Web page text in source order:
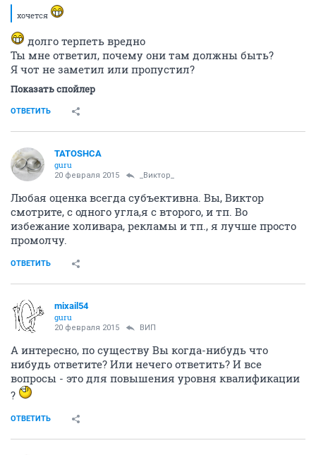
хочется
долго терпеть вредно
Ты мне ответил, почему они там должны быть?
Я чот не заметил или пропустил?
Показать спойлер
ОТВЕТИТЬ
TATOSHCA
guru
20 февраля 2015 _Виктор_
Любая оценка всегда субъективна. Вы, Виктор
смотрите, с одного угла,я с второго, и тп. Во
избежание холивара, рекламы и тп., я лучше просто
промолчу.
ОТВЕТИТЬ
mixail54
guru
20 февраля 2015 ВИП
А интересно, по существу Вы когда-нибудь что
нибудь ответите? Или нечего ответить? И все
вопросы - это для повышения уровня квалификации
?
ОТВЕТИТЬ